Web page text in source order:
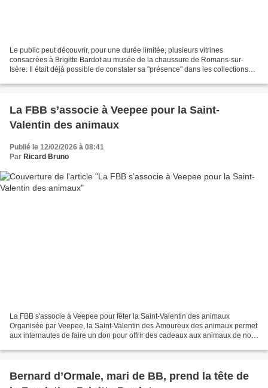
Le public peut découvrir, pour une durée limitée, plusieurs vitrines
consacrées à Brigitte Bardot au musée de la chaussure de Romans-sur-
Isère. Il était déjà possible de constater sa "présence" dans les collections
La FBB s’associe à Veepee pour la Saint-
Valentin des animaux
Publié le 12/02/2026 à 08:41
Par Ricard Bruno
La FBB s'associe à Veepee pour fêter la Saint-Valentin des animaux
Organisée par Veepee, la Saint-Valentin des Amoureux des animaux permet
aux internautes de faire un don pour offrir des cadeaux aux animaux de nos
Bernard d’Ormale, mari de BB, prend la tête de